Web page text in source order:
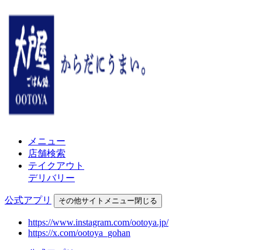
メニュー
店舗検索
テイクアウト
デリバリー
公式アプリ その他サイトメニュー閉じる
https://www.instagram.com/ootoya.jp/
https://x.com/ootoya_gohan